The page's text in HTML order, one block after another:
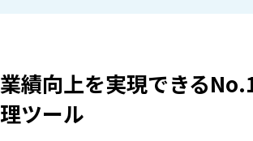
業績向上を実現できる
理ツール